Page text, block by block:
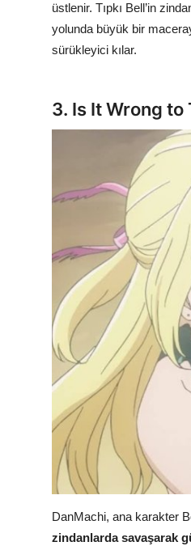
üstlenir. Tıpkı Bell’in
yolunda büyük bir
sürükleyici kılar.
3. Is It Wrong
DanMachi, ana karakter
zindanlarda savaşarak